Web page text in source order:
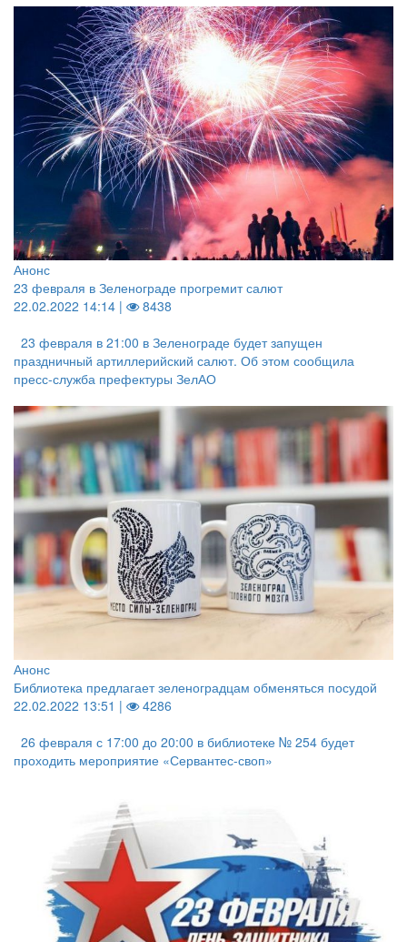
Анонс
23 февраля в Зеленограде прогремит салют
22.02.2022 14:14 |
8438
23 февраля в 21:00 в Зеленограде будет запущен
праздничный артиллерийский салют. Об этом сообщила
пресс-служба префектуры ЗелАО
Анонс
Библиотека предлагает зеленоградцам обменяться посудой
22.02.2022 13:51 |
4286
26 февраля с 17:00 до 20:00 в библиотеке № 254 будет
проходить мероприятие «Сервантес-своп»